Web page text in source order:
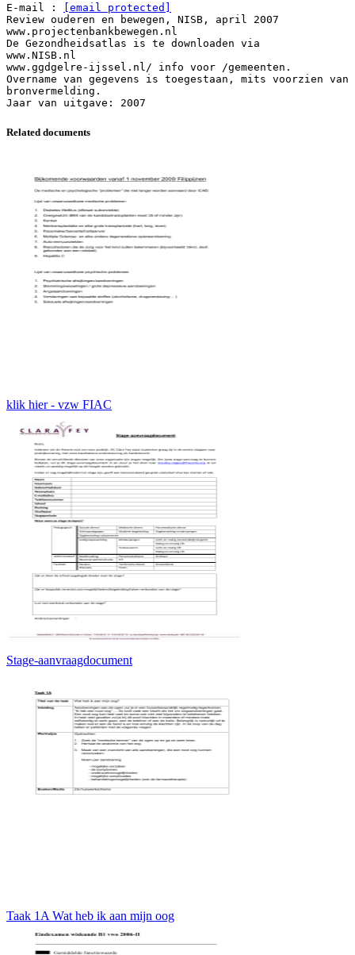
[email protected]
Review ouderen en bewegen, NISB, april 2007
www.projectenbankbewegen.nl
De Gezondheidsatlas is te downloaden via
www.NISB.nl
www.ggdgelre-ijssel.nl/ info voor /gemeenten.
Overname van gegevens is toegestaan, mits voorzien van
bronvermelding.
Related documents
klik hier - vzw FIAC
Stage-aanvraagdocument
Taak 1A Wat heb ik aan mijn oog